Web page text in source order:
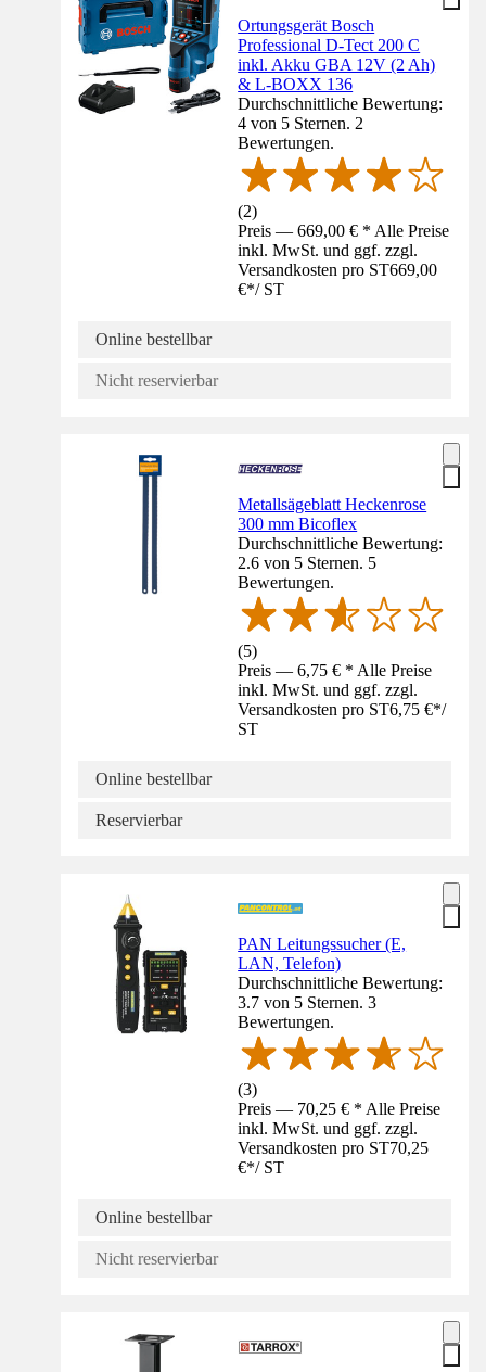
Ortungsgerät Bosch
Professional D-Tect 200 C
inkl. Akku GBA 12V (2 Ah)
& L-BOXX 136
Durchschnittliche Bewertung:
4 von 5 Sternen. 2
Bewertungen.
(2)
Preis — 669,00 € * Alle Preise
inkl. MwSt. und ggf. zzgl.
Versandkosten pro ST669,00
€*/ ST
Online bestellbar
Nicht reservierbar
Metallsägeblatt Heckenrose
300 mm Bicoflex
Durchschnittliche Bewertung:
2.6 von 5 Sternen. 5
Bewertungen.
(5)
Preis — 6,75 € * Alle Preise
inkl. MwSt. und ggf. zzgl.
Versandkosten pro ST6,75 €*/
ST
Online bestellbar
Reservierbar
PAN Leitungssucher (E,
LAN, Telefon)
Durchschnittliche Bewertung:
3.7 von 5 Sternen. 3
Bewertungen.
(3)
Preis — 70,25 € * Alle Preise
inkl. MwSt. und ggf. zzgl.
Versandkosten pro ST70,25
€*/ ST
Online bestellbar
Nicht reservierbar